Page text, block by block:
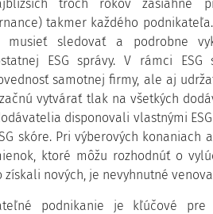
troch rokov zasiahne
takmer každého
musieť sledovať a podrobne
ESG správy. V rámci
samotnej firmy, ale aj
vytvárať tlak na všetkých
disponovali vlastnými
skóre. Pri výberových konaniach
ktoré môžu rozhodnúť o
získali nových, je nevyhnutné
podnikanie je kľúčové pre